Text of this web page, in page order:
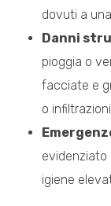
dovuti a
Danni
pioggia o
facciate e
o
evidenziato
igiene